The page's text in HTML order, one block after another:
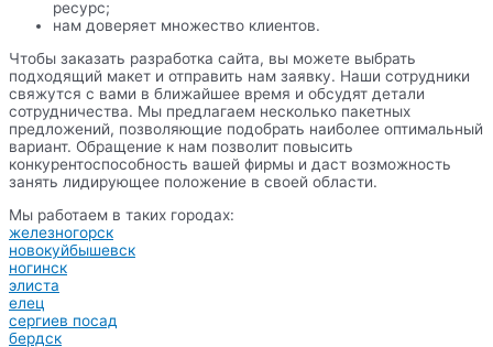
ресурс;
нам доверяет множество клиентов.
Чтобы заказать разработка сайта, вы можете выбрать
подходящий макет и отправить нам заявку. Наши сотрудники
свяжутся с вами в ближайшее время и обсудят детали
сотрудничества. Мы предлагаем несколько пакетных
предложений, позволяющие подобрать наиболее оптимальный
вариант. Обращение к нам позволит повысить
конкурентоспособность вашей фирмы и даст возможность
занять лидирующее положение в своей области.
Мы работаем в таких городах:
железногорск
новокуйбышевск
ногинск
элиста
елец
сергиев посад
бердск